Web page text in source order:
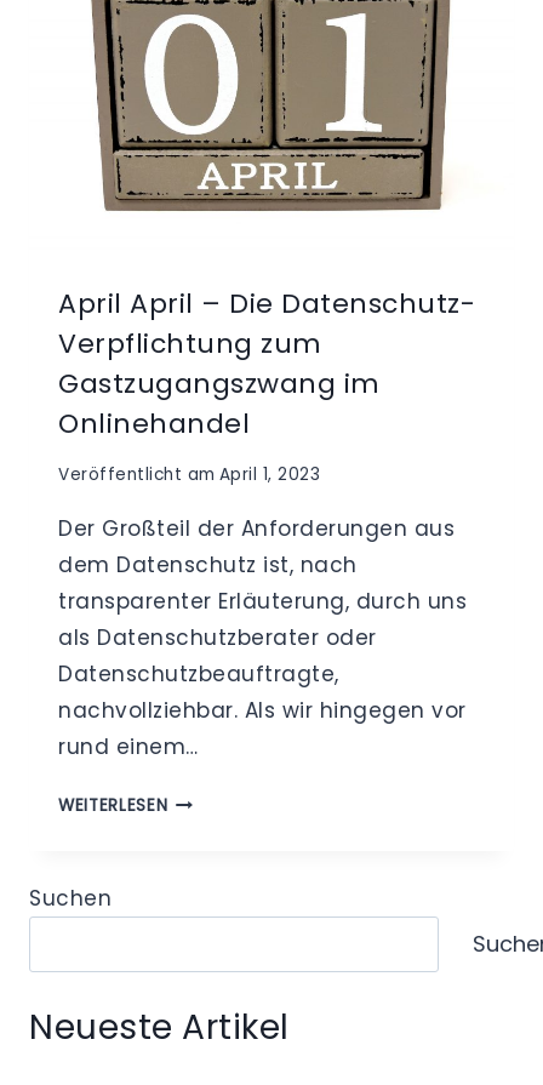
April April – Die Datenschutz-
Verpflichtung zum
Gastzugangszwang im
Onlinehandel
Veröffentlicht am April 1, 2023
Der Großteil der Anforderungen aus
dem Datenschutz ist, nach
transparenter Erläuterung, durch uns
als Datenschutzberater oder
Datenschutzbeauftragte,
nachvollziehbar. Als wir hingegen vor
rund einem…
WEITERLESENAPRIL
DATENSCHUTZ-
ZUM
IM
Suchen
Neueste Artikel